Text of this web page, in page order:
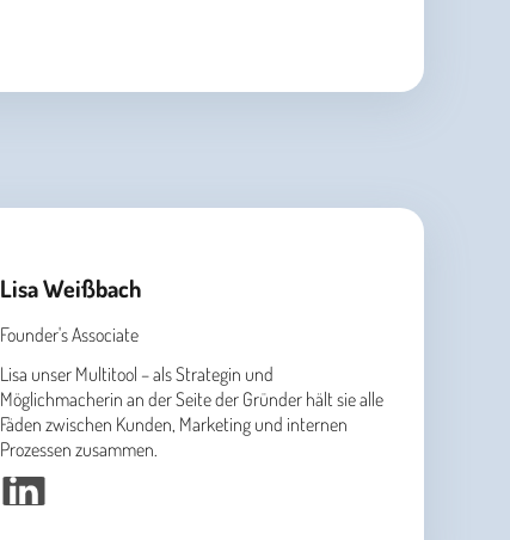
Lisa Weißbach
Founder's Associate
Lisa unser Multitool – als Strategin und
Möglichmacherin an der Seite der Gründer hält sie alle
Fäden zwischen Kunden, Marketing und internen
Prozessen zusammen.